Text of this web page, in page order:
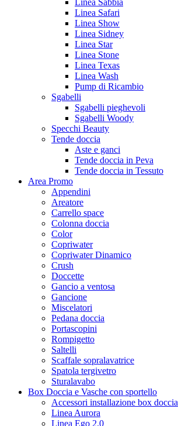
Linea Sabbia
Linea Safari
Linea Show
Linea Sidney
Linea Star
Linea Stone
Linea Texas
Linea Wash
Pump di Ricambio
Sgabelli
Sgabelli pieghevoli
Sgabelli Woody
Specchi Beauty
Tende doccia
Aste e ganci
Tende doccia in Peva
Tende doccia in Tessuto
Area Promo
Appendini
Areatore
Carrello space
Colonna doccia
Color
Copriwater
Copriwater Dinamico
Crush
Doccette
Gancio a ventosa
Gancione
Miscelatori
Pedana doccia
Portascopini
Rompigetto
Saltelli
Scaffale sopralavatrice
Spatola tergivetro
Sturalavabo
Box Doccia e Vasche con sportello
Accessori installazione box doccia
Linea Aurora
Linea Ego 2.0